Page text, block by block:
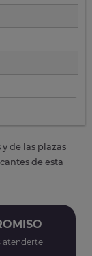
de las plazas
de esta
atenderte